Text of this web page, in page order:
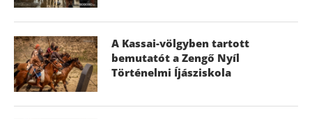
A Kassai-völgyben tartott
bemutatót a Zengő Nyíl
Történelmi Íjásziskola